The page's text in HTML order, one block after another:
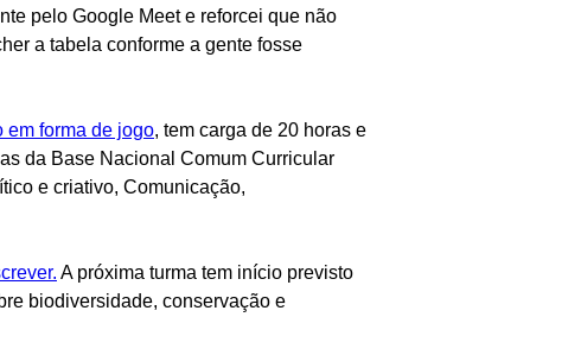
pelo Google Meet e reforcei que não
a tabela conforme a gente fosse
em forma de jogo, tem carga de 20 horas e
da Base Nacional Comum Curricular
e criativo, Comunicação,
A próxima turma tem início previsto
biodiversidade, conservação e